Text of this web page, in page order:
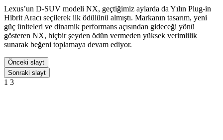
Lexus’un D-SUV modeli NX, geçtiğimiz aylarda da Yılın Plug-in
Hibrit Aracı seçilerek ilk ödülünü almıştı. Markanın tasarım, yeni
güç üniteleri ve dinamik performans açısından gideceği yönü
gösteren NX, hiçbir şeyden ödün vermeden yüksek verimlilik
sunarak beğeni toplamaya devam ediyor.
Önceki slayt
Sonraki slayt
1 3